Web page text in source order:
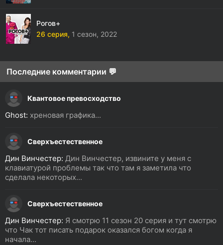
Рогов+
26 серия, 1 сезон, 2022
Последние комментарии 💬
Квантовое превосходство
Ghost: хреновая графика...
Сверхъестественное
Дин Винчестер: Дин Винчестер, извините у меня с
клавиатурой проблемы так что там я заметила что
сделала некоторых...
Сверхъестественное
Дин Винчестер: Я смотрю 11 сезон 20 серия и тут смотрю
что Чак тот писать подарок оказался богом когда я
начала...